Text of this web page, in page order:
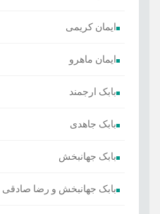
ایمان کریمی
ایمان ماهرو
بابک ارجمند
بابک جاهدی
بابک جهانبخش
بابک جهانبخش و رضا صادقی